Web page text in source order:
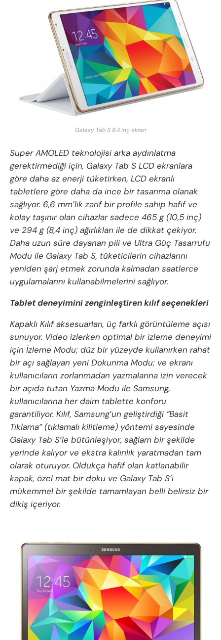
Galaxy Tab S 8.4 inç ekran
Super AMOLED teknolojisi arka aydınlatma
gerektirmediği için, Galaxy Tab S LCD ekranlara
göre daha az enerji tüketirken, LCD ekranlı
tabletlere göre daha da ince bir tasarıma olanak
sağlıyor. 6,6 mm’lik zarif bir profile sahip hafif ve
kolay taşınır olan cihazlar sadece 465 g (10,5 inç)
ve 294 g (8,4 inç) ağırlıkları ile de dikkat çekiyor.
Daha uzun süre dayanan pili ve Ultra Güç Tasarrufu
Modu ile Galaxy Tab S, tüketicilerin cihazlarını
yeniden şarj etmek zorunda kalmadan saatlerce
uygulamalarını kullanabilmelerini sağlıyor.
Tablet deneyimini zenginleştiren kılıf seçenekleri
Kapaklı Kılıf aksesuarları, üç farklı görüntüleme açısı
sunuyor. Video izlerken optimal bir izleme deneyimi
için İzleme Modu; düz bir yüzeyde kullanırken rahat
bir açı sağlayan yeni Dokunma Modu; ve ekranı
kullanıcıların zorlanmadan yazmalarına izin verecek
bir açıda tutan Yazma Modu ile Samsung,
kullanıcılarına her daim tablette konforu
garantiliyor. Kılıf, Samsung’un geliştirdiği “Basit
Tıklama” (tıklamalı kilitleme) yöntemi sayesinde
Galaxy Tab S’le bütünleşiyor, sağlam bir şekilde
yerinde kalıyor ve ekstra kalınlık yaratmadan tam
olarak oturuyor. Oldukça hafif olan katlanabilir
kapak, özel mat bir doku ve Galaxy Tab S’i
mükemmel bir şekilde tamamlayan belli belirsiz bir
dikiş içeriyor.